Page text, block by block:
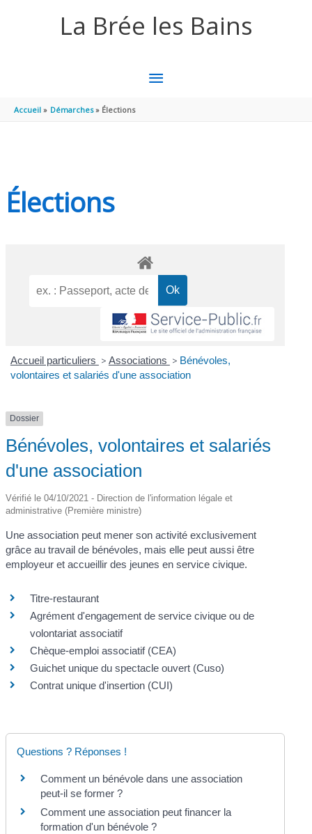
La Brée les Bains
MENU
Accueil Démarches Élections
Élections
Accueil particuliers > Associations > Bénévoles,
volontaires et salariés d'une association
Dossier
Bénévoles, volontaires et salariés
d'une association
Vérifié le 04/10/2021 - Direction de l'information légale et
administrative (Première ministre)
Une association peut mener son activité exclusivement
grâce au travail de bénévoles, mais elle peut aussi être
employeur et accueillir des jeunes en service civique.
Titre-restaurant
Agrément d'engagement de service civique ou de
volontariat associatif
Chèque-emploi associatif (CEA)
Guichet unique du spectacle ouvert (Cuso)
Contrat unique d'insertion (CUI)
Questions ? Réponses !
Comment un bénévole dans une association
peut-il se former ?
Comment une association peut financer la
formation d'un bénévole ?